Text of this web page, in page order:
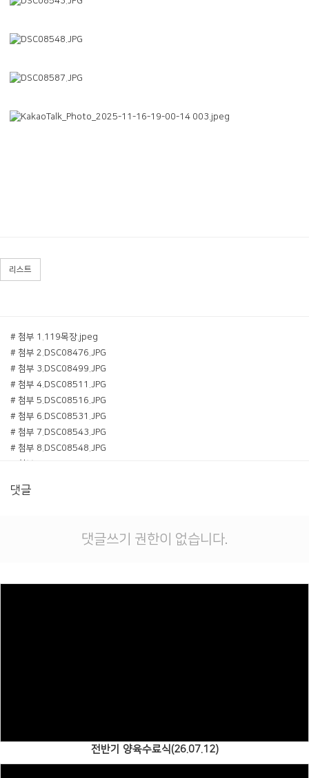
리스트
# 첨부 1.119목장.jpeg
# 첨부 2.DSC08476.JPG
# 첨부 3.DSC08499.JPG
# 첨부 4.DSC08511.JPG
# 첨부 5.DSC08516.JPG
# 첨부 6.DSC08531.JPG
# 첨부 7.DSC08543.JPG
# 첨부 8.DSC08548.JPG
# 첨부 11.KakaoTalk_Photo_2025-11-22-12-39-15 004.jpeg
댓글
댓글쓰기 권한이 없습니다.
전반기 양육수료식(26.07.12)